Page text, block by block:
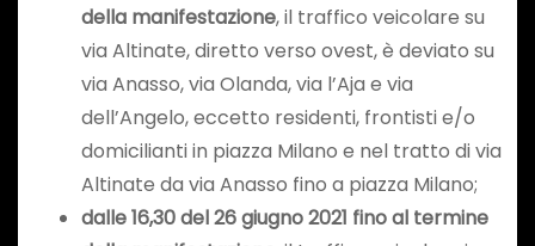
della manifestazione, il traffico veicolare su
via Altinate, diretto verso ovest, è deviato su
via Anasso, via Olanda, via l’Aja e via
dell’Angelo, eccetto residenti, frontisti e/o
domicilianti in piazza Milano e nel tratto di via
Altinate da via Anasso fino a piazza Milano;
dalle 16,30 del 26 giugno 2021 fino al termine